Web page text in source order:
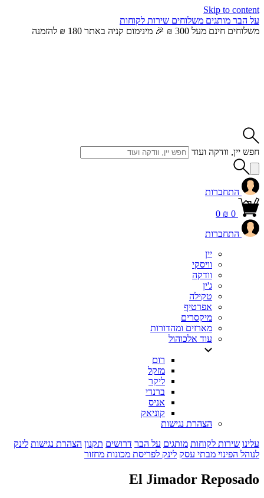
Skip to content
על הבר מותגים משלוחים שירות לקוחות
משלוחים חינם מעל 300 ₪ 🎉 מינימום קניה באתר 180 ₪ להזמנה
חפש יין, וודקה ועוד
התחברות
0
0 ₪
התחברות
יין
וויסקי
וודקה
ג'ין
טקילה
אפרטיף
מיקסרים
מארזים ומהדורות
עוד אלכוהול
רום
מזקל
ליקר
ברנדי
אניס
קוניאק
הצהרת נגישות
עלינו שירות לקוחות מותגים על הבר דרושים תקנון הצהרת נגישות לינק
לנוהל הפינוי מבתי עסק לינק לפריסת מכונות מחזור
El Jimador Reposado